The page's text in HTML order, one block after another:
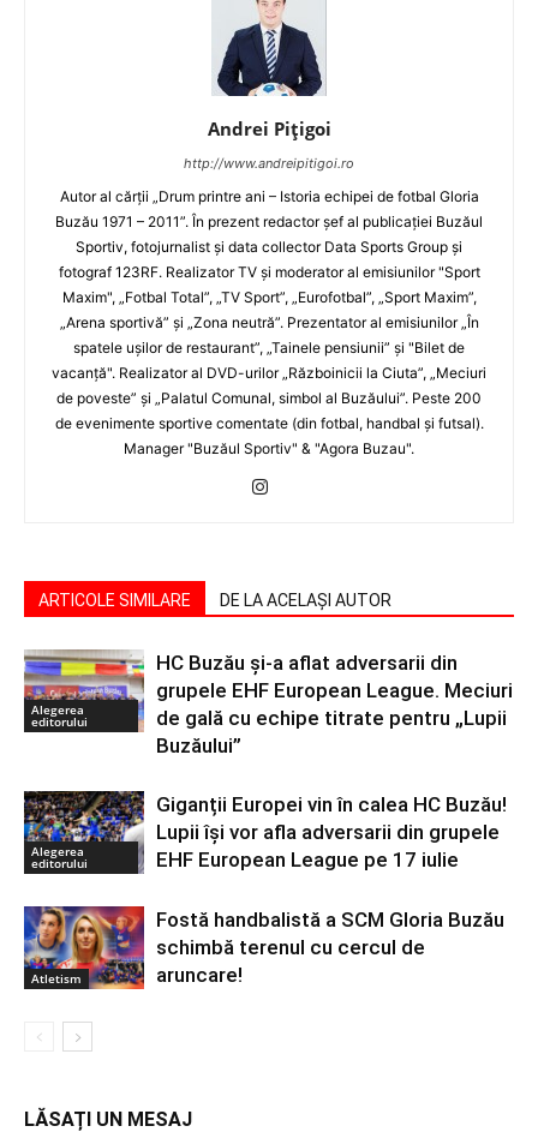
Andrei Pițigoi
http://www.andreipitigoi.ro
Autor al cărţii „Drum printre ani – Istoria echipei de fotbal Gloria
Buzău 1971 – 2011”. În prezent redactor şef al publicaţiei Buzăul
Sportiv, fotojurnalist şi data collector Data Sports Group şi
fotograf 123RF. Realizator TV şi moderator al emisiunilor "Sport
Maxim", „Fotbal Total”, „TV Sport”, „Eurofotbal”, „Sport Maxim”,
„Arena sportivă” şi „Zona neutră”. Prezentator al emisiunilor „În
spatele uşilor de restaurant”, „Tainele pensiunii” şi "Bilet de
vacanţă". Realizator al DVD-urilor „Războinicii la Ciuta”, „Meciuri
de poveste” şi „Palatul Comunal, simbol al Buzăului”. Peste 200
de evenimente sportive comentate (din fotbal, handbal şi futsal).
Manager "Buzăul Sportiv" & "Agora Buzau".
ARTICOLE SIMILARE DE LA ACELAȘI AUTOR
Alegerea
editorului
HC Buzău și-a aflat adversarii din
grupele EHF European League. Meciuri
de gală cu echipe titrate pentru „Lupii
Buzăului”
Alegerea
editorului
Giganții Europei vin în calea HC Buzău!
Lupii își vor afla adversarii din grupele
EHF European League pe 17 iulie
Atletism
Fostă handbalistă a SCM Gloria Buzău
schimbă terenul cu cercul de
aruncare!
LĂSAȚI UN MESAJ